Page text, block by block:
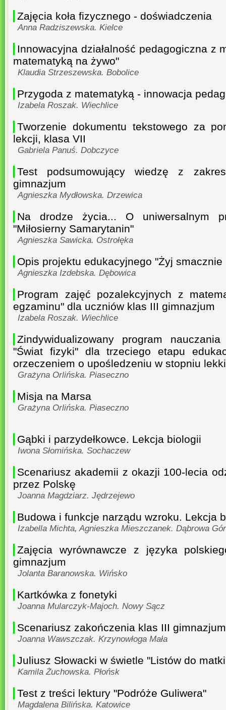
Zajęcia koła fizycznego - doświadczenia
Anna Radziszewska. Kielce
Innowacyjna działalność pedagogiczna z
matematyką na żywo"
Klaudia Strzeszewska. Bobolice
Przygoda z matematyką - innowacja
Izabela Roszak. Wiechlice
Tworzenie dokumentu tekstowego za
lekcji, klasa VII
Gabriela Panuś. Dobczyce
Test podsumowujący wiedzę z
gimnazjum
Agnieszka Mydłowska. Drzewica
Na drodze życia... O uniwersalnym
"Miłosierny Samarytanin"
Agnieszka Sawicka. Ostrołęka
Opis projektu edukacyjnego "Żyj smacznie
Agnieszka Izdebska. Dębowica
Program zajęć pozalekcyjnych z
egzaminu" dla uczniów klas III gimnazjum
Izabela Roszak. Wiechlice
Zindywidualizowany program
"Świat fizyki" dla trzeciego etapu
orzeczeniem o upośledzeniu w stopniu
Grażyna Orlińska. Piaseczno
Misja na Marsa
Grażyna Orlińska. Piaseczno
Gąbki i parzydełkowce. Lekcja biologii
Iwona Słomińska. Sochaczew
Scenariusz akademii z okazji 100-lecia
przez Polskę
Joanna Magdziarz. Jędrzejewo
Budowa i funkcje narządu wzroku. Lekcja
Izabella Michta, Agnieszka Mieszczanek. Dąbrowa
Zajęcia wyrównawcze z języka
gimnazjum
Jolanta Baranowska. Wińsko
Kartkówka z fonetyki
Joanna Mularczyk-Majoch. Nowy Sącz
Scenariusz zakończenia klas III gimnazjum
Joanna Wawszczak. Krzynowłoga Mała
Juliusz Słowacki w świetle "Listów do
Kamila Żuchowska. Płońsk
Test z treści lektury "Podróże Guliwera"
Magdalena Bilińska. Katowice